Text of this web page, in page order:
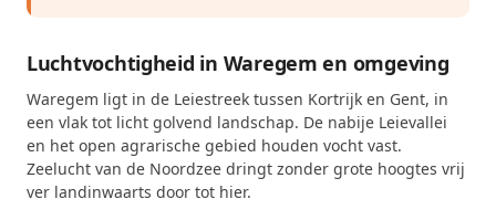
Luchtvochtigheid in Waregem en omgeving
Waregem ligt in de Leiestreek tussen Kortrijk en Gent, in
een vlak tot licht golvend landschap. De nabije Leievallei
en het open agrarische gebied houden vocht vast.
Zeelucht van de Noordzee dringt zonder grote hoogtes vrij
ver landinwaarts door tot hier.